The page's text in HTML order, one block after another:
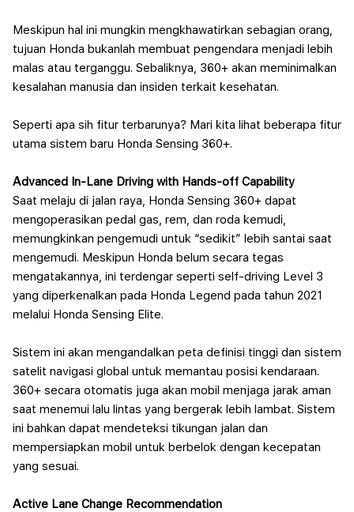
Meskipun hal ini mungkin mengkhawatirkan sebagian orang,
tujuan Honda bukanlah membuat pengendara menjadi lebih
malas atau terganggu. Sebaliknya, 360+ akan meminimalkan
kesalahan manusia dan insiden terkait kesehatan.
Seperti apa sih fitur terbarunya? Mari kita lihat beberapa fitur
utama sistem baru Honda Sensing 360+.
Advanced In-Lane Driving with Hands-off Capability
Saat melaju di jalan raya, Honda Sensing 360+ dapat
mengoperasikan pedal gas, rem, dan roda kemudi,
memungkinkan pengemudi untuk “sedikit” lebih santai saat
mengemudi. Meskipun Honda belum secara tegas
mengatakannya, ini terdengar seperti self-driving Level 3
yang diperkenalkan pada Honda Legend pada tahun 2021
melalui Honda Sensing Elite.
Sistem ini akan mengandalkan peta definisi tinggi dan sistem
satelit navigasi global untuk memantau posisi kendaraan.
360+ secara otomatis juga akan mobil menjaga jarak aman
saat menemui lalu lintas yang bergerak lebih lambat. Sistem
ini bahkan dapat mendeteksi tikungan jalan dan
mempersiapkan mobil untuk berbelok dengan kecepatan
yang sesuai.
Active Lane Change Recommendation